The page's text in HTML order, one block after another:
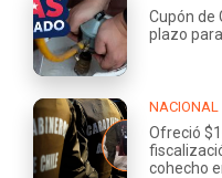
Cupón de
plazo
NACIONAL
Ofreció
cohecho